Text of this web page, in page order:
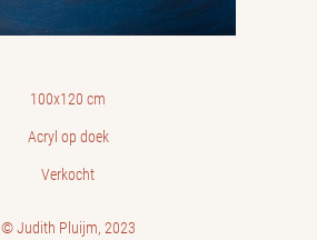
100x120 cm
Acryl op doek
Verkocht
© Judith Pluijm, 2023